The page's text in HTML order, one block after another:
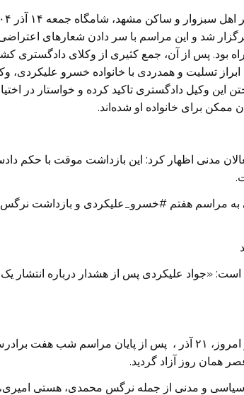
یکشنبه ۱۶ آذر در سبزوار برگزار شد و این مراسم با سر دادن شعارهای
بود. پس از آن، جمع کثیری از وکلای دادگستری
تسلیت و همدردی با خانواده خسرو علیکردی،
این وکیل دادگستری تاکید کرده و خواستار در
برای خانواده او شده‌اند.
مدنی اظهار کرد: این بازداشت موقت با حکم
به مراسم هفتم #خسرو_علیکردی و بازداشت
«جواد علیکردی پس از هشدار درباره انتشار یک
«جواد علیکردی، برادرِ مرحوم خسرو علیکردی، ظهر امروز، ۲۱ آذر ، پس از پایان مراسم
همان روز آزاد گردید.
سیاسی و مدنی از جمله نرگس محمدی، هستی امیری،